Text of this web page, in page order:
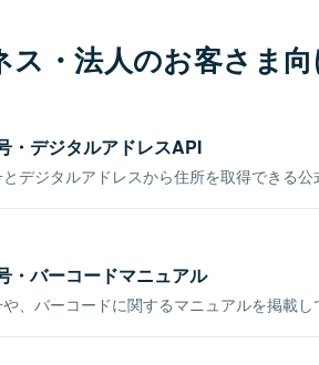
ス・法人のお客さま
・デジタルアドレスAPI
デジタルアドレスから住所を取得できる公
・バーコードマニュアル
、バーコードに関するマニュアルを掲載し